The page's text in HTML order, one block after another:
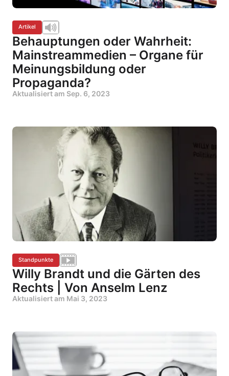
Artikel
Behauptungen oder Wahrheit:
Mainstreammedien – Organe für
Meinungsbildung oder
Propaganda?
Aktualisiert am Sep. 6, 2023
Standpunkte
Willy Brandt und die Gärten des
Rechts | Von Anselm Lenz
Aktualisiert am Mai 3, 2023